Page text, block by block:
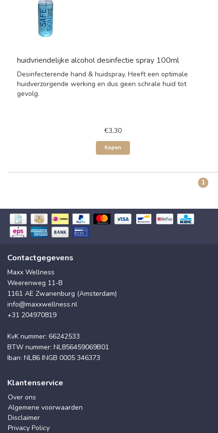
huidvriendelijke alcohol desinfectie spray 100ml
Desinfecterende hand & huidspray. Heeft een optimale
huidverzorgende werking en dus geen schrale huid tot
gevolg.
€3,30
Kopen
1
Contactgegevens
Maxx Wellness
Weerenweg 11-B
1161 AE Zwanenburg (Amsterdam)
info@maxxwellness.nl
+31 204970819
KvK nummer: 66242533
BTW nummer: NL856459069B01
Iban: NL86 INGB 0005 346373
Klantenservice
Over ons
Algemene voorwaarden
Disclaimer
Privacy Policy